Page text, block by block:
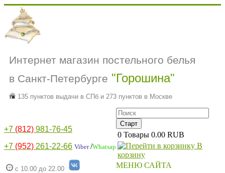
Интернет магазин постельного белья
в Санкт-Петербурге "Горошина"
135 пунктов выдачи в СПб и 273 пунктов в Москве
+7 (812) 981-76-45
+7 (952) 261-22-66 Viber/Whatsap
с 10.00 до 22.00
0 Товары 0.00 RUB
В
корзину
МЕНЮ САЙТА